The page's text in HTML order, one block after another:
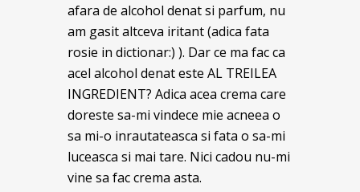
afara de alcohol denat si parfum, nu
am gasit altceva iritant (adica fata
rosie in dictionar:) ). Dar ce ma fac ca
acel alcohol denat este AL TREILEA
INGREDIENT? Adica acea crema care
doreste sa-mi vindece mie acneea o
sa mi-o inrautateasca si fata o sa-mi
luceasca si mai tare. Nici cadou nu-mi
vine sa fac crema asta.